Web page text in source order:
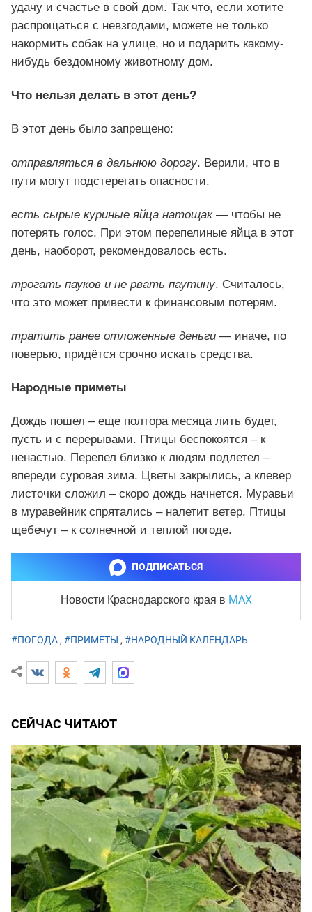
удачу и счастье в свой дом. Так что, если хотите
распрощаться с невзгодами, можете не только
накормить собак на улице, но и подарить какому-
нибудь бездомному животному дом.
Что нельзя делать в этот день?
В этот день было запрещено:
отправляться в дальнюю дорогу. Верили, что в
пути могут подстерегать опасности.
есть сырые куриные яйца натощак— чтобы не
потерять голос. При этом перепелиные яйца в этот
день, наоборот, рекомендовалось есть.
трогать пауков и не рвать паутину. Считалось,
что это может привести к финансовым потерям.
тратить ранее отложенные деньги — иначе, по
поверью, придётся срочно искать средства.
Народные приметы
Дождь пошел – еще полтора месяца лить будет,
пусть и с перерывами. Птицы беспокоятся – к
ненастью. Перепел близко к людям подлетел –
впереди суровая зима. Цветы закрылись, а клевер
листочки сложил – скоро дождь начнется. Муравьи
в муравейник спрятались – налетит ветер. Птицы
щебечут – к солнечной и теплой погоде.
ПОДПИСАТЬСЯ
Новости Краснодарского края в MAX
#ПОГОДА , #ПРИМЕТЫ , #НАРОДНЫЙ КАЛЕНДАРЬ
СЕЙЧАС ЧИТАЮТ